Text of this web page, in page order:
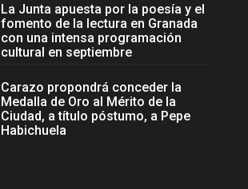
La Junta apuesta por la poesía y el
fomento de la lectura en Granada
con una intensa programación
cultural en septiembre
Carazo propondrá conceder la
Medalla de Oro al Mérito de la
Ciudad, a título póstumo, a Pepe
Habichuela